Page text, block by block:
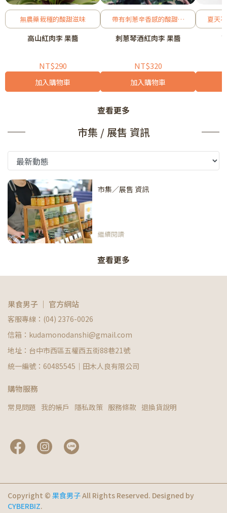
無農藥栽種的酸甜滋味
高山紅肉李 果醬
NT$290
加入購物車
帶有刺蔥辛香感的酸甜紅
肉李
刺蔥琴酒紅肉李 果醬
NT$320
加入購物車
夏天
查看更多
市集 / 展售 資訊
市集／展售 資訊
繼續閱讀
查看更多
果食男子 ｜ 官方網站
客服專線：(04) 2376-0026
信箱：kudamonodanshi@gmail.com
地址：台中市西區五權西五街88巷21號
統一編號：60485545｜田木人良有限公司
購物服務
常見問題 我的帳戶 隱私政策 服務條款 退換貨說明
Copyright © 果食男子All Rights Reserved. Designed by
CYBERBIZ.